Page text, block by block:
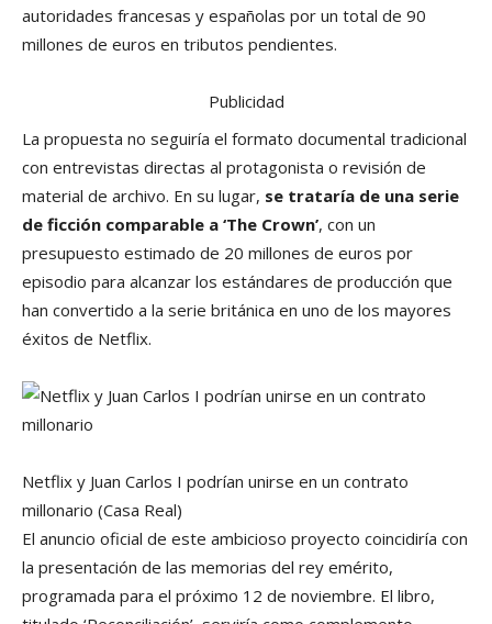
autoridades francesas y españolas por un total de 90
millones de euros en tributos pendientes.
Publicidad
La propuesta no seguiría el formato documental tradicional
con entrevistas directas al protagonista o revisión de
material de archivo. En su lugar, se trataría de una serie
de ficción comparable a ‘The Crown’, con un
presupuesto estimado de 20 millones de euros por
episodio para alcanzar los estándares de producción que
han convertido a la serie británica en uno de los mayores
éxitos de Netflix.
Netflix y Juan Carlos I podrían unirse en un contrato
millonario (Casa Real)
El anuncio oficial de este ambicioso proyecto coincidiría con
la presentación de las memorias del rey emérito,
programada para el próximo 12 de noviembre. El libro,